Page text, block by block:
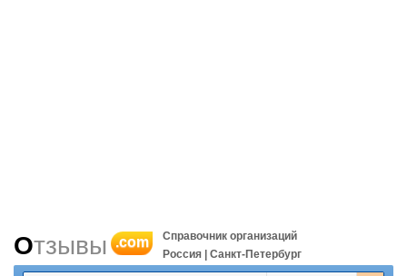
Отзывы .com
Справочник организаций
Россия | Санкт-Петербург